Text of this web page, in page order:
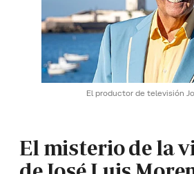
El productor de televisión
El misterio de la